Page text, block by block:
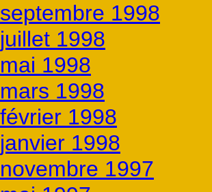
septembre 1998
juillet 1998
mai 1998
mars 1998
février 1998
janvier 1998
novembre 1997